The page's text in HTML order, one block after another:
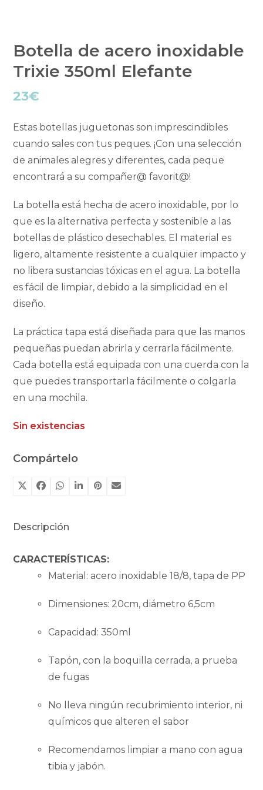
Botella de acero inoxidable
Trixie 350ml Elefante
23€
Estas botellas juguetonas son imprescindibles
cuando sales con tus peques. ¡Con una selección
de animales alegres y diferentes, cada peque
encontrará a su compañer@ favorit@!
La botella está hecha de acero inoxidable, por lo
que es la alternativa perfecta y sostenible a las
botellas de plástico desechables. El material es
ligero, altamente resistente a cualquier impacto y
no libera sustancias tóxicas en el agua. La botella
es fácil de limpiar, debido a la simplicidad en el
diseño.
La práctica tapa está diseñada para que las manos
pequeñas puedan abrirla y cerrarla fácilmente.
Cada botella está equipada con una cuerda con la
que puedes transportarla fácilmente o colgarla
en una mochila.
Sin existencias
Compártelo
Descripción
CARACTERÍSTICAS:
Material: acero inoxidable 18/8, tapa de PP
Dimensiones: 20cm, diámetro 6,5cm
Capacidad: 350ml
Tapón, con la boquilla cerrada, a prueba
de fugas
No lleva ningún recubrimiento interior, ni
químicos que alteren el sabor
Recomendamos limpiar a mano con agua
tibia y jabón.